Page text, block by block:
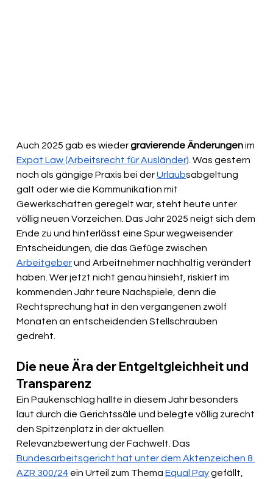
Auch 2025 gab es wieder gravierende Änderungen im
Expat Law (Arbeitsrecht für Ausländer) . Was gestern
noch als gängige Praxis bei der Urlaubsabgeltung
galt oder wie die Kommunikation mit
Gewerkschaften geregelt war, steht heute unter
völlig neuen Vorzeichen. Das Jahr 2025 neigt sich dem
Ende zu und hinterlässt eine Spur wegweisender
Entscheidungen, die das Gefüge zwischen
Arbeitgeber und Arbeitnehmer nachhaltig verändert
haben. Wer jetzt nicht genau hinsieht, riskiert im
kommenden Jahr teure Nachspiele, denn die
Rechtsprechung hat in den vergangenen zwölf
Monaten an entscheidenden Stellschrauben
gedreht.
Die neue Ära der Entgeltgleichheit und
Transparenz
Ein Paukenschlag hallte in diesem Jahr besonders
laut durch die Gerichtssäle und belegte völlig zurecht
den Spitzenplatz in der aktuellen
Relevanzbewertung der Fachwelt. Das
Bundesarbeitsgericht hat unter dem Aktenzeichen 8
AZR 300/24 ein Urteil zum Thema Equal Pay gefällt,